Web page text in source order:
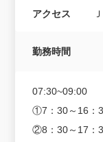
アクセス
勤務時間
07:30~09:00
①7：30～16
②8：30～17